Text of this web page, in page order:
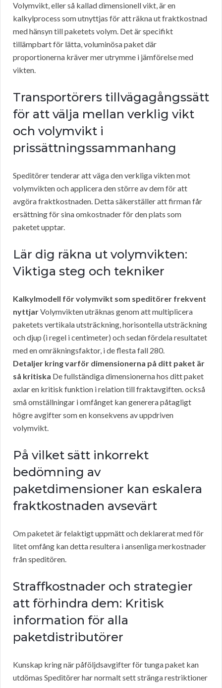
Volymvikt, eller så kallad dimensionell vikt, är en
kalkylprocess som utnyttjas för att räkna ut fraktkostnad
med hänsyn till paketets volym. Det är specifikt
tillämpbart för lätta, voluminösa paket där
proportionerna kräver mer utrymme i jämförelse med
vikten.
Transportörers tillvägagångssätt
för att välja mellan verklig vikt
och volymvikt i
prissättningssammanhang
Speditörer tenderar att väga den verkliga vikten mot
volymvikten och applicera den större av dem för att
avgöra fraktkostnaden. Detta säkerställer att firman får
ersättning för sina omkostnader för den plats som
paketet upptar.
Lär dig räkna ut volymvikten:
Viktiga steg och tekniker
Kalkylmodell för volymvikt som speditörer frekvent
nyttjarVolymvikten uträknas genom att multiplicera
paketets vertikala utsträckning, horisontella utsträckning
och djup (i regel i centimeter) och sedan fördela resultatet
med en omräkningsfaktor, i de flesta fall 280.
Detaljer kring varför dimensionerna på ditt paket är
så kritiska De fullständiga dimensionerna hos ditt paket
axlar en kritisk funktion i relation till fraktavgiften. också
små omställningar i omfånget kan generera påtagligt
högre avgifter som en konsekvens av uppdriven
volymvikt.
På vilket sätt inkorrekt
bedömning av
paketdimensioner kan eskalera
fraktkostnaden avsevärt
Om paketet är felaktigt uppmätt och deklarerat med för
litet omfång kan detta resultera i ansenliga merkostnader
från speditören.
Straffkostnader och strategier
att förhindra dem: Kritisk
information för alla
paketdistributörer
Kunskap kring när påföljdsavgifter för tunga paket kan
utdömas Speditörer har normalt sett stränga restriktioner